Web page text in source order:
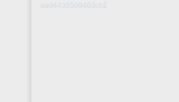
aad4439508463cb2